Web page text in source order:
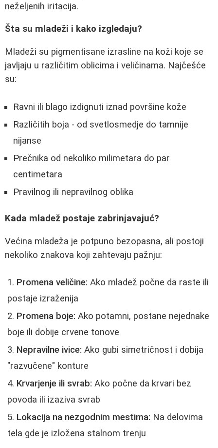
neželjenih iritacija.
Šta su mladeži i kako izgledaju?
Mladeži su pigmentisane izrasline na koži koje se
javljaju u različitim oblicima i veličinama. Najčešće
su:
Ravni ili blago izdignuti iznad površine kože
Različitih boja - od svetlosmedje do tamnije
nijanse
Prečnika od nekoliko milimetara do par
centimetara
Pravilnog ili nepravilnog oblika
Kada mladež postaje zabrinjavajuć?
Većina mladeža je potpuno bezopasna, ali postoji
nekoliko znakova koji zahtevaju pažnju:
Promena veličine: Ako mladež počne da raste ili
postaje izraženija
Promena boje: Ako potamni, postane nejednake
boje ili dobije crvene tonove
Nepravilne ivice: Ako gubi simetričnost i dobija
"razvučene" konture
Krvarjenje ili svrab: Ako počne da krvari bez
povoda ili izaziva svrab
Lokacija na nezgodnim mestima: Na delovima
tela gde je izložena stalnom trenju